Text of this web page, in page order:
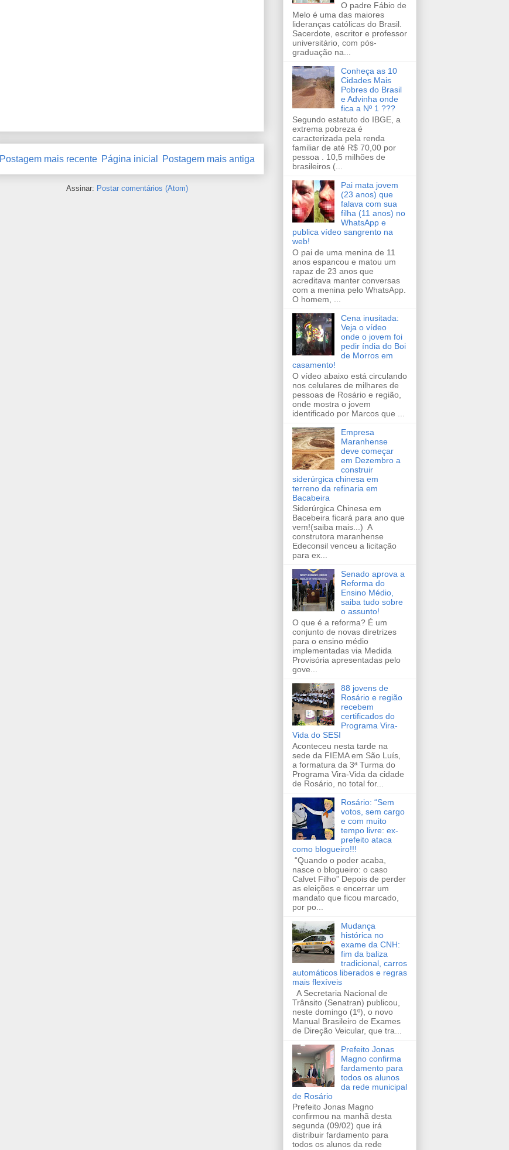
Postagem mais recente Postagem mais antiga
Página inicial
Assinar: Postar comentários (Atom)
O padre Fábio de
Melo é uma das maiores
lideranças católicas do Brasil.
Sacerdote, escritor e professor
universitário, com pós-
graduação na...
Conheça as 10
Cidades Mais
Pobres do Brasil
e Advinha onde
fica a Nº 1 ???
Segundo estatuto do IBGE, a
extrema pobreza é
caracterizada pela renda
familiar de até R$ 70,00 por
pessoa . 10,5 milhões de
brasileiros (...
Pai mata jovem
(23 anos) que
falava com sua
filha (11 anos) no
WhatsApp e
publica vídeo sangrento na
web!
O pai de uma menina de 11
anos espancou e matou um
rapaz de 23 anos que
acreditava manter conversas
com a menina pelo WhatsApp.
O homem, ...
Cena inusitada:
Veja o vídeo
onde o jovem foi
pedir índia do Boi
de Morros em
casamento!
O vídeo abaixo está circulando
nos celulares de milhares de
pessoas de Rosário e região,
onde mostra o jovem
identificado por Marcos que ...
Empresa
Maranhense
deve começar
em Dezembro a
construir
siderúrgica chinesa em
terreno da refinaria em
Bacabeira
Siderúrgica Chinesa em
Bacebeira ficará para ano que
vem!(saiba mais...) A
construtora maranhense
Edeconsil venceu a licitação
para ex...
Senado aprova a
Reforma do
Ensino Médio,
saiba tudo sobre
o assunto!
O que é a reforma? É um
conjunto de novas diretrizes
para o ensino médio
implementadas via Medida
Provisória apresentadas pelo
gove...
88 jovens de
Rosário e região
recebem
certificados do
Programa Vira-
Vida do SESI
Aconteceu nesta tarde na
sede da FIEMA em São Luís,
a formatura da 3ª Turma do
Programa Vira-Vida da cidade
de Rosário, no total for...
Rosário: “Sem
votos, sem cargo
e com muito
tempo livre: ex-
prefeito ataca
como blogueiro!!!
“Quando o poder acaba,
nasce o blogueiro: o caso
Calvet Filho” Depois de perder
as eleições e encerrar um
mandato que ficou marcado,
por po...
Mudança
histórica no
exame da CNH:
fim da baliza
tradicional, carros
automáticos liberados e regras
mais flexíveis
A Secretaria Nacional de
Trânsito (Senatran) publicou,
neste domingo (1º), o novo
Manual Brasileiro de Exames
de Direção Veicular, que tra...
Prefeito Jonas
Magno confirma
fardamento para
todos os alunos
da rede municipal
de Rosário
Prefeito Jonas Magno
confirmou na manhã desta
segunda (09/02) que irá
distribuir fardamento para
todos os alunos da rede